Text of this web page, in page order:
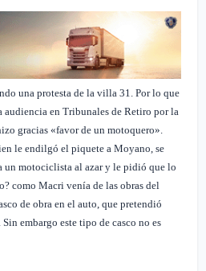
una protesta de la villa 31. Por lo que
audiencia en Tribunales de Retiro por la
gracias «favor de un motoquero».
le endilgó el piquete a Moyano, se
un motociclista al azar y le pidió que lo
como Macri venía de las obras del
de obra en el auto, que pretendió
embargo este tipo de casco no es